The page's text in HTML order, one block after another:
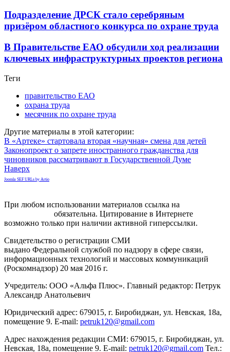
Подразделение ДРСК стало серебряным
призёром областного конкурса по охране труда
В Правительстве ЕАО обсудили ход реализации
ключевых инфраструктурных проектов региона
Теги
правительство ЕАО
охрана труда
месячник по охране труда
Другие материалы в этой категории:
В «Артеке» стартовала вторая «научная» смена для детей
Законопроект о запрете иностранного гражданства для
чиновников рассматривают в Государственной Думе
Наверх
Joomla SEF URLs by Artio
При любом использовании материалов ссылка на
обязательна. Цитирование в Интернете
возможно только при наличии активной гиперссылки.
Свидетельство о регистрации СМИ
выдано Федеральной службой по надзору в сфере связи,
информационных технологий и массовых коммуникаций
(Роскомнадзор) 20 мая 2016 г.
Учредитель: ООО «Альфа Плюс». Главный редактор: Петрук
Александр Анатольевич
Юридический адрес: 679015, г. Биробиджан, ул. Невская, 18а,
помещение 9. E-mail: petruk120@gmail.com
Адрес нахождения редакции СМИ: 679015, г. Биробиджан, ул.
Невская, 18а, помещение 9. E-mail: petruk120@gmail.com Тел.: